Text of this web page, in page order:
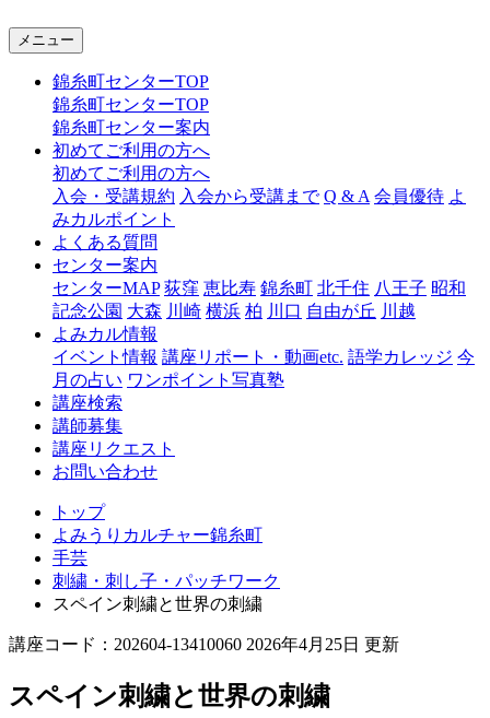
ャ
糸
メニュー
錦糸町センターTOP
錦糸町センターTOP
錦糸町センター案内
初めてご利用の方へ
初めてご利用の方へ
入会・受講規約 入会から受講まで Q & A 会員優待 よ
みカルポイント
よくある質問
センター案内
センターMAP 荻窪 恵比寿 錦糸町 北千住 八王子 昭和
記念公園 大森 川崎 横浜 柏 川口 自由が丘 川越
よみカル情報
イベント情報 講座リポート・動画etc. 語学カレッジ 今
月の占い ワンポイント写真塾
講座検索
講師募集
講座リクエスト
お問い合わせ
トップ
よみうりカルチャー錦糸町
手芸
刺繍・刺し子・パッチワーク
スペイン刺繍と世界の刺繍
講座コード：202604-13410060 2026年4月25日 更新
スペイン刺繍と世界の刺繍